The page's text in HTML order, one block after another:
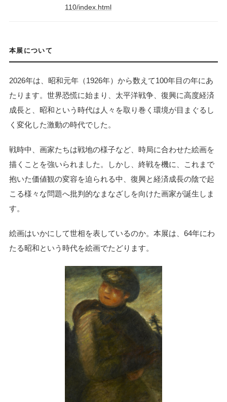
110/index.html
本展について
2026年は、昭和元年（1926年）から数えて100年目の年にあ
たります。世界恐慌に始まり、太平洋戦争、復興に高度経済
成長と、昭和という時代は人々を取り巻く環境が目まぐるし
く変化した激動の時代でした。
戦時中、画家たちは戦地の様子など、時局に合わせた絵画を
描くことを強いられました。しかし、終戦を機に、これまで
抱いた価値観の変容を迫られる中、復興と経済成長の陰で起
こる様々な問題へ批判的なまなざしを向けた画家が誕生しま
す。
絵画はいかにして世相を表しているのか。本展は、64年にわ
たる昭和という時代を絵画でたどります。